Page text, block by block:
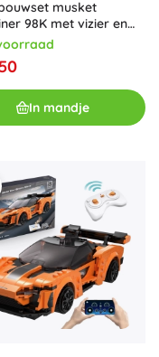
musket
98K met vizier en
In mandje